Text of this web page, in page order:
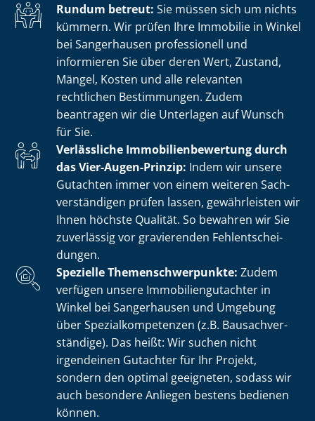
Rundum betreut: Sie müssen sich um nichts
kümmern. Wir prüfen Ihre Immobilie in Winkel
bei Sangerhausen professionell und
informieren Sie über deren Wert, Zustand,
Mängel, Kosten und alle relevanten
rechtlichen Bestimmungen. Zudem
beantragen wir die Unterlagen auf Wunsch
für Sie.
Verlässliche Im­mo­bi­li­en­be­wer­tung durch
das Vier-Augen-Prinzip: Indem wir unsere
Gutachten immer von einem weiteren Sach­
ver­stän­di­gen prüfen lassen, gewährleisten wir
Ihnen höchste Qualität. So bewahren wir Sie
zuverlässig vor gravierenden Fehl­ent­schei­
dun­gen.
Spezielle The­men­schwer­punk­te: Zudem
verfügen unsere Im­mo­bi­li­en­gut­ach­ter in
Winkel bei Sangerhausen und Umgebung
über Spe­zi­al­kom­pe­ten­zen (z.B. Bau­sach­ver­
stän­di­ge). Das heißt: Wir suchen nicht
irgendeinen Gutachter für Ihr Projekt,
sondern den optimal geeigneten, sodass wir
auch besondere Anliegen bestens bedienen
können.